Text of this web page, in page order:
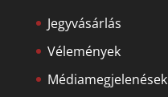
Jegyvásárlás
Vélemények
Médiamegjelenések